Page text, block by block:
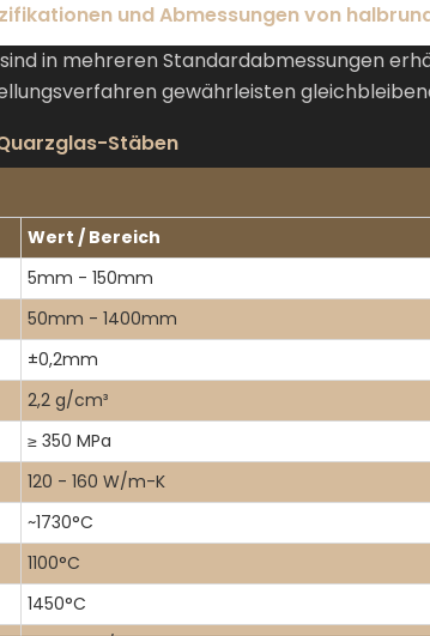
und Abmessungen von
in mehreren Standardabmessungen
gewährleisten
Stäben
Wert / Bereich
5mm - 150mm
50mm - 1400mm
±0,2mm
2,2 g/cm³
≥ 350 MPa
120 - 160 W/m-K
~1730°C
1100°C
1450°C